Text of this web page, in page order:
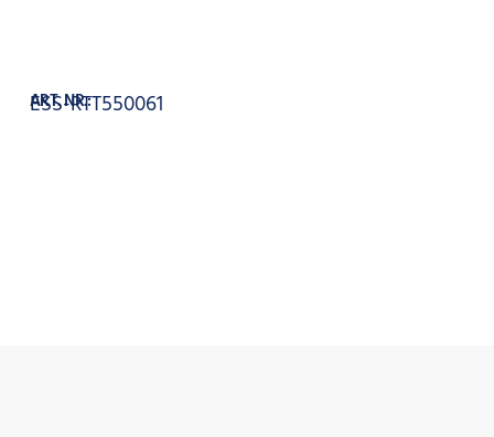
ART. NR.:
ESS-RTT550061